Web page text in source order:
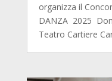
organizza il
DANZA 2025
Teatro Cartiere